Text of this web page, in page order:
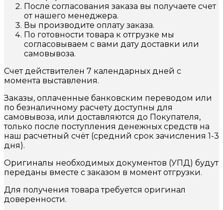
После согласования заказа вы получаете счет
от нашего менеджера.
Вы производите оплату заказа.
По готовности товара к отгрузке мы
согласовываем с вами дату доставки или
самовывоза.
Счет действителен 7 календарных дней с
момента выставления.
Заказы, оплаченные банковским переводом или
по безналичному расчету доступны для
самовывоза, или доставляются до Покупателя,
только после поступления денежных средств на
наш расчетный счёт (средний срок зачисления 1-3
дня).
Оригиналы необходимых документов (УПД) будут
переданы вместе с заказом в момент отгрузки.
Для получения товара требуется оригинал
доверенности.